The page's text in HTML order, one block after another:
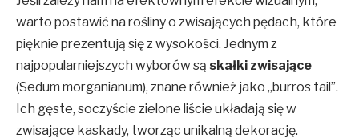
warto postawić na rośliny o zwisających pędach, które
pięknie prezentują się z wysokości. Jednym z
najpopularniejszych wyborów są skałki zwisające
(Sedum morganianum), znane również jako „burros tail”.
Ich gęste, soczyście zielone liście układają się w
zwisające kaskady, tworząc unikalną dekorację.